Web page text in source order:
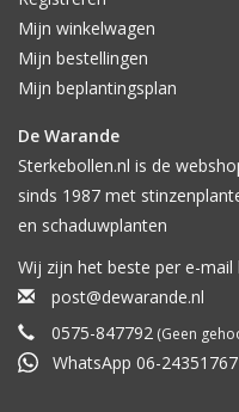
Mijn winkelwagen
Mijn bestellingen
Mijn beplantingsplan
De Warande
Sterkebollen.nl is de
sinds 1987 met
en schaduwplanten
Wij zijn het beste per e-mail
post@dewarande.nl
0575-847792 (Geen
WhatsApp 06-24351767